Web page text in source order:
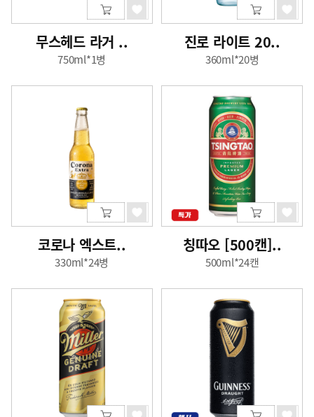
무스헤드 라거 ..
750ml*1병
진로 라이트 20..
360ml*20병
코로나 엑스트..
330ml*24병
칭따오 [500캔]..
500ml*24캔